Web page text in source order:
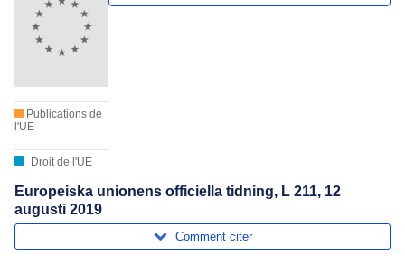
Publications de
l'UE
Droit de l'UE
Europeiska unionens officiella tidning, L 211, 12
augusti 2019
Comment citer